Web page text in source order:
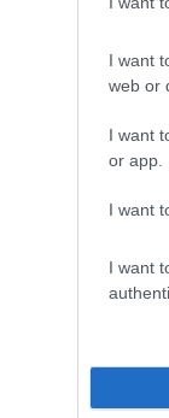
I want
web or
I want
or app.
I want
I want
racconto e
il
paese
di
intorno a
come la
si
due minuti, e
le strisce